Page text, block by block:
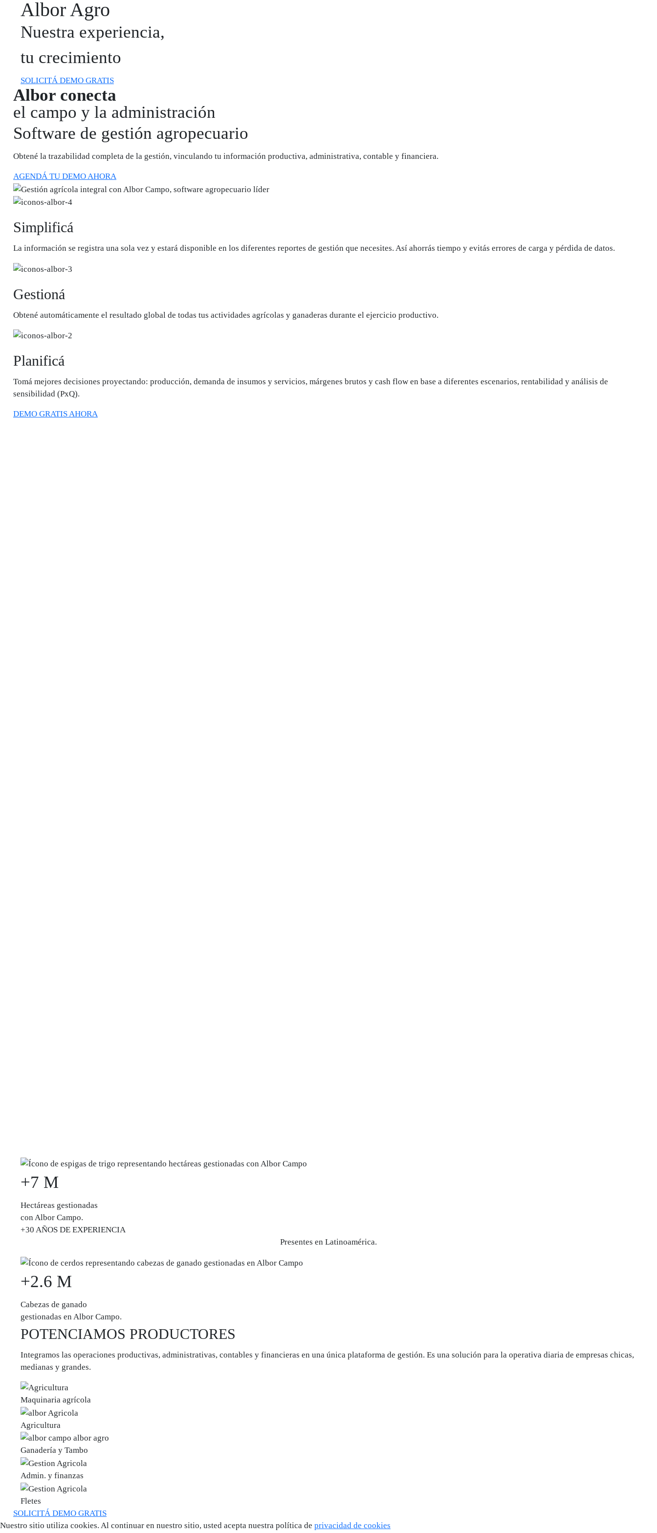
Albor Agro
Nuestra experiencia,
tu crecimiento
SOLICITÁ DEMO GRATIS
Albor conecta
el campo y la administración
Software de gestión agropecuario
Obtené la trazabilidad completa de la gestión, vinculando tu información productiva, administrativa, contable y financiera.
AGENDÁ TU DEMO AHORA
Simplificá
La información se registra una sola vez y estará disponible en los diferentes reportes de gestión que necesites. Así ahorrás tiempo y evitás errores de carga y pérdida de datos.
Gestioná
Obtené automáticamente el resultado global de todas tus actividades agrícolas y ganaderas durante el ejercicio productivo.
Planificá
Tomá mejores decisiones proyectando: producción, demanda de insumos y servicios, márgenes brutos y cash flow en base a diferentes escenarios, rentabilidad y análisis de
sensibilidad (PxQ).
DEMO GRATIS AHORA
+7 M
Hectáreas gestionadas
con Albor Campo.
+30 AÑOS DE EXPERIENCIA
Presentes en Latinoamérica.
+2.6 M
Cabezas de ganado
gestionadas en Albor Campo.
POTENCIAMOS PRODUCTORES
Integramos las operaciones productivas, administrativas, contables y financieras en una única plataforma de gestión. Es una solución para la operativa diaria de empresas chicas,
medianas y grandes.
Maquinaria agrícola
Agricultura
Ganadería y Tambo
Admin. y finanzas
Fletes
SOLICITÁ DEMO GRATIS
Nuestro sitio utiliza cookies. Al continuar en nuestro sitio, usted acepta nuestra política de privacidad de cookies